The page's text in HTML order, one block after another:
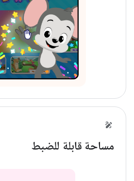
مساحة قابلة للضبط